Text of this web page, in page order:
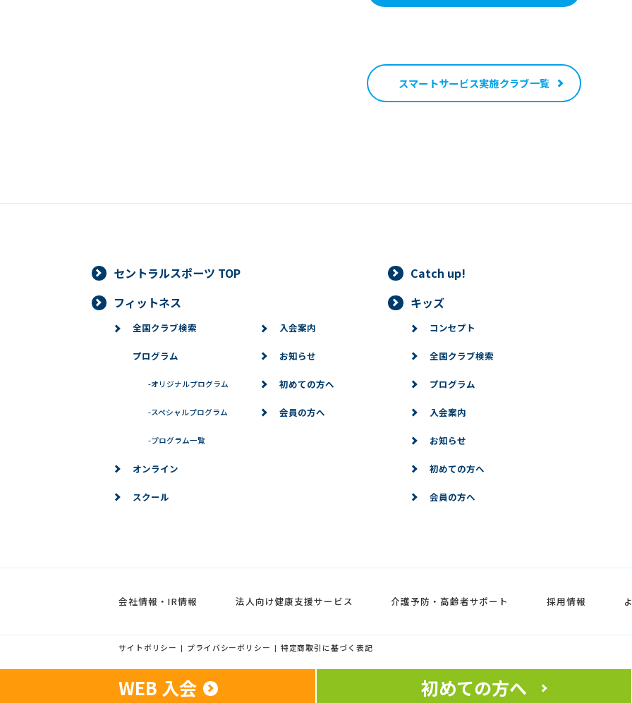
スマートサービス実施クラブ一覧
セントラルスポーツ TOP
Catch up!
フィットネス
全国クラブ検索
プログラム
-オリジナルプログラム
-スペシャルプログラム
-プログラム一覧
オンライン
スクール
入会案内
お知らせ
初めての方へ
会員の方へ
キッズ
コンセプト
全国クラブ検索
プログラム
入会案内
お知らせ
初めての方へ
会員の方へ
会社情報・IR情報 法人向け健康支援サービス 介護予防・高齢者サポート 採用情報
サイトポリシー プライバシーポリシー 特定商取引に基づく表記
WEB 入会 初めての方へ